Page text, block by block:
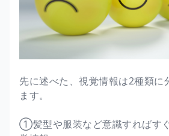
先に述べた、視覚情報は2種類に
ます。
①髪型や服装など意識すればす